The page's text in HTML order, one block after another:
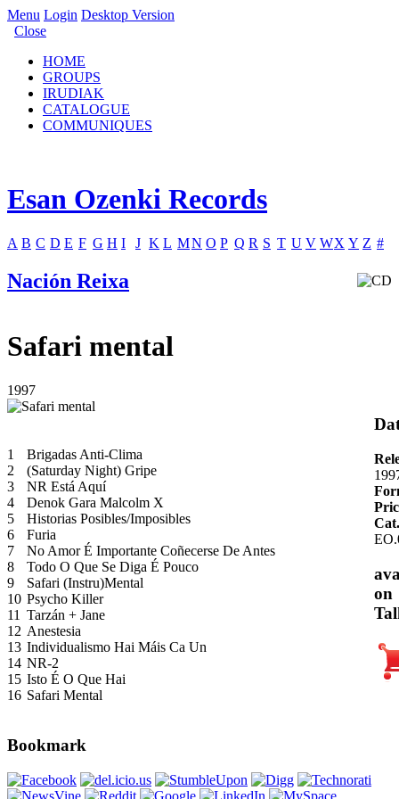
Menu Login Desktop Version
Close
HOME
GROUPS
IRUDIAK
CATALOGUE
COMMUNIQUES
Esan Ozenki Records
A B C D E F G H I J K L MN O P Q R S T U V WX Y Z #
Nación Reixa
Safari mental
1997
1
Brigadas Anti-Clima
2
(Saturday Night) Gripe
3
NR Está Aquí
4
Denok Gara Malcolm X
5
Historias Posibles/Imposibles
6
Furia
7
No Amor É Importante Coñecerse De Antes
8
Todo O Que Se Diga É Pouco
9
Safari (Instru)Mental
10 Psycho Killer
11 Tarzán + Jane
12 Anestesia
13 Individualismo Hai Máis Ca Un
14 NR-2
15 Isto É O Que Hai
16 Safari Mental
Bookmark
on